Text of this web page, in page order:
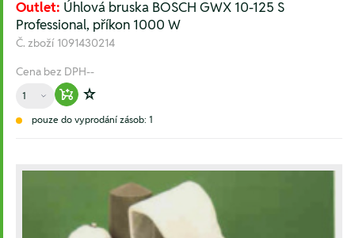
Outlet: Úhlová bruska BOSCH GWX 10-125 S
Professional, příkon 1000 W
Č. zboží 1091430214
Cena bez DPH--
Množství
Warenkorb hinzufügen
Zur Wunschliste hinzufügen
pouze do vyprodání zásob: 1